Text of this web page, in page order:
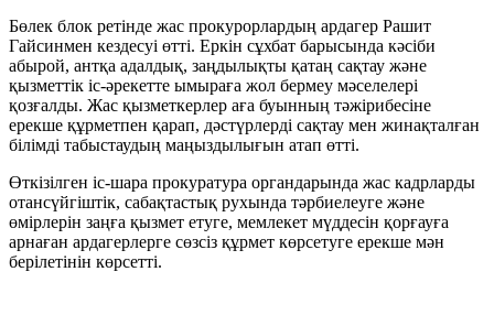
Бөлек блок ретінде жас прокурорлардың ардагер Рашит
Гайсинмен кездесуі өтті. Еркін сұхбат барысында кәсіби
абырой, антқа адалдық, заңдылықты қатаң сақтау және
қызметтік іс-әрекетте ымыраға жол бермеу мәселелері
қозғалды. Жас қызметкерлер аға буынның тәжірибесіне
ерекше құрметпен қарап, дәстүрлерді сақтау мен жинақталған
білімді табыстаудың маңыздылығын атап өтті.
Өткізілген іс-шара прокуратура органдарында жас кадрларды
отансүйгіштік, сабақтастық рухында тәрбиелеуге және
өмірлерін заңға қызмет етуге, мемлекет мүддесін қорғауға
арнаған ардагерлерге сөзсіз құрмет көрсетуге ерекше мән
берілетінін көрсетті.